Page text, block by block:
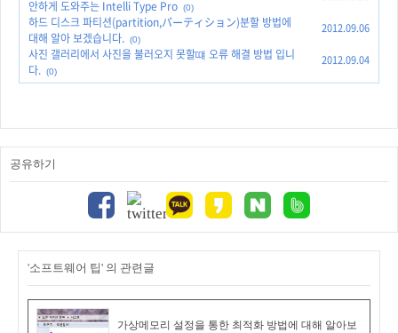
안하게 도와주는 Intelli Type Pro (0)
하드 디스크 파티션(partition,パーティション)분할 방법에
대해 알아 보겠습니다. (0)
2012.09.06
사진 갤러리에서 사진을 불러오지 못할떄 오류 해결 방법 입니
다. (0)
2012.09.04
공유하기
'소프트웨어 팁' 의 관련글
가상메모리 설정을 통한 최적화 방법에 대해 알아보